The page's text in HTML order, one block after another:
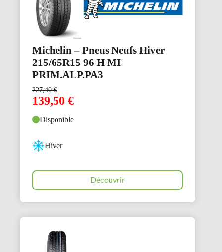
Michelin – Pneus Neufs Hiver
215/65R15 96 H MI
PRIM.ALP.PA3
227,40€
139,50 €
Disponible
Hiver
Découvrir